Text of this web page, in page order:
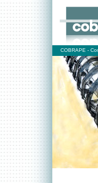
COBRAPE -